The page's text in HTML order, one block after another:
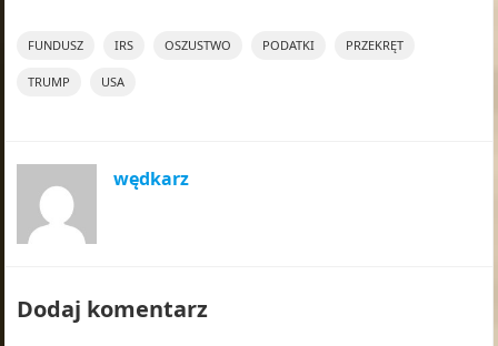
FUNDUSZ IRS OSZUSTWO PODATKI PRZEKRĘT
TRUMP USA
wędkarz
Dodaj komentarz